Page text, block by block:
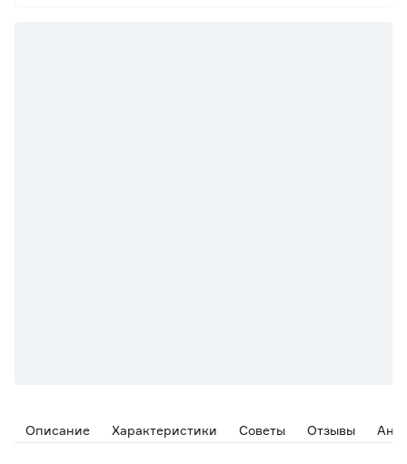
Описание Характеристики Советы Отзывы